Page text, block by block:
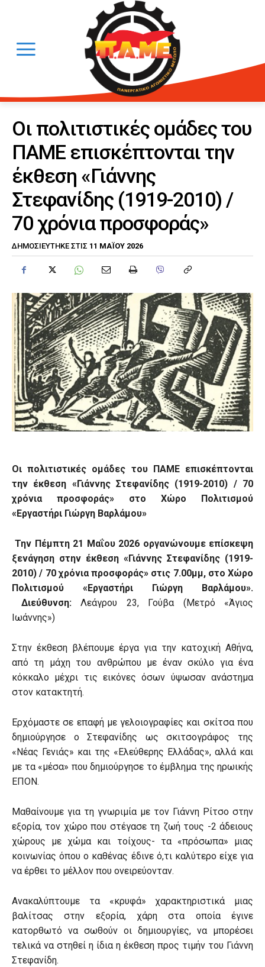
Οι πολιτιστικές ομάδες του
ΠΑΜΕ επισκέπτονται την
έκθεση «Γιάννης
Στεφανίδης (1919-2010) /
70 χρόνια προσφοράς»
ΔΗΜΟΣΙΕΎΤΗΚΕ ΣΤΙΣ 11 ΜΑΪ́ΟΥ 2026
Οι πολιτιστικές ομάδες του ΠΑΜΕ επισκέπτονται
την έκθεση «Γιάννης Στεφανίδης (1919-2010) / 70
χρόνια προσφοράς» στο Χώρο Πολιτισμού
«Εργαστήρι Γιώργη Βαρλάμου»
Την Πέμπτη 21 Μαΐου 2026 οργανώνουμε επίσκεψη
ξενάγηση στην έκθεση «Γιάννης Στεφανίδης (1919-
2010) / 70 χρόνια προσφοράς» στις 7.00μμ, στο Χώρο
Πολιτισμού «Εργαστήρι Γιώργη Βαρλάμου».
Διεύθυνση:Λεάγρου 23, Γούβα (Μετρό «Άγιος
Ιωάννης»)
Στην έκθεση βλέπουμε έργα για την κατοχική Αθήνα,
από τη μάχη του ανθρώπου με έναν σκύλο για ένα
κόκκαλο μέχρι τις εικόνες όσων ύψωσαν ανάστημα
στον κατακτητή.
Ερχόμαστε σε επαφή με γελοιογραφίες και σκίτσα που
δημιούργησε ο Στεφανίδης ως σκιτσογράφος της
«Νέας Γενιάς» και της «Ελεύθερης Ελλάδας», αλλά και
με τα «μέσα» που δημιούργησε το έμβλημα της ηρωικής
ΕΠΟΝ.
Μαθαίνουμε για τη γνωριμία με τον Γιάννη Ρίτσο στην
εξορία, τον χώρο που στέγασε τη ζωή τους -2 άδειους
χώρους με χώμα και τοίχους- τα «πρόσωπα» μιας
κοινωνίας όπου ο καθένας έδινε ό,τι καλύτερο είχε για
να έρθει το μέλλον που ονειρεύονταν.
Ανακαλύπτουμε τα «κρυφά» χαρακτηριστικά μιας
βαλίτσας στην εξορία, χάρη στα οποία έγινε
κατορθωτό να σωθούν οι δημιουργίες, να μπορέσει
τελικά να στηθεί η ίδια η έκθεση προς τιμήν του Γιάννη
Στεφανίδη.